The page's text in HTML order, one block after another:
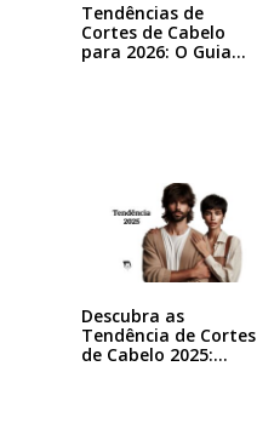
Tendências de
Cortes de Cabelo
para 2026: O Guia…
Descubra as
Tendência de Cortes
de Cabelo 2025:…